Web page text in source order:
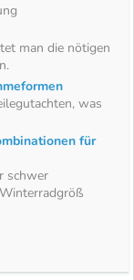
man die nötigen
was
für
schwer